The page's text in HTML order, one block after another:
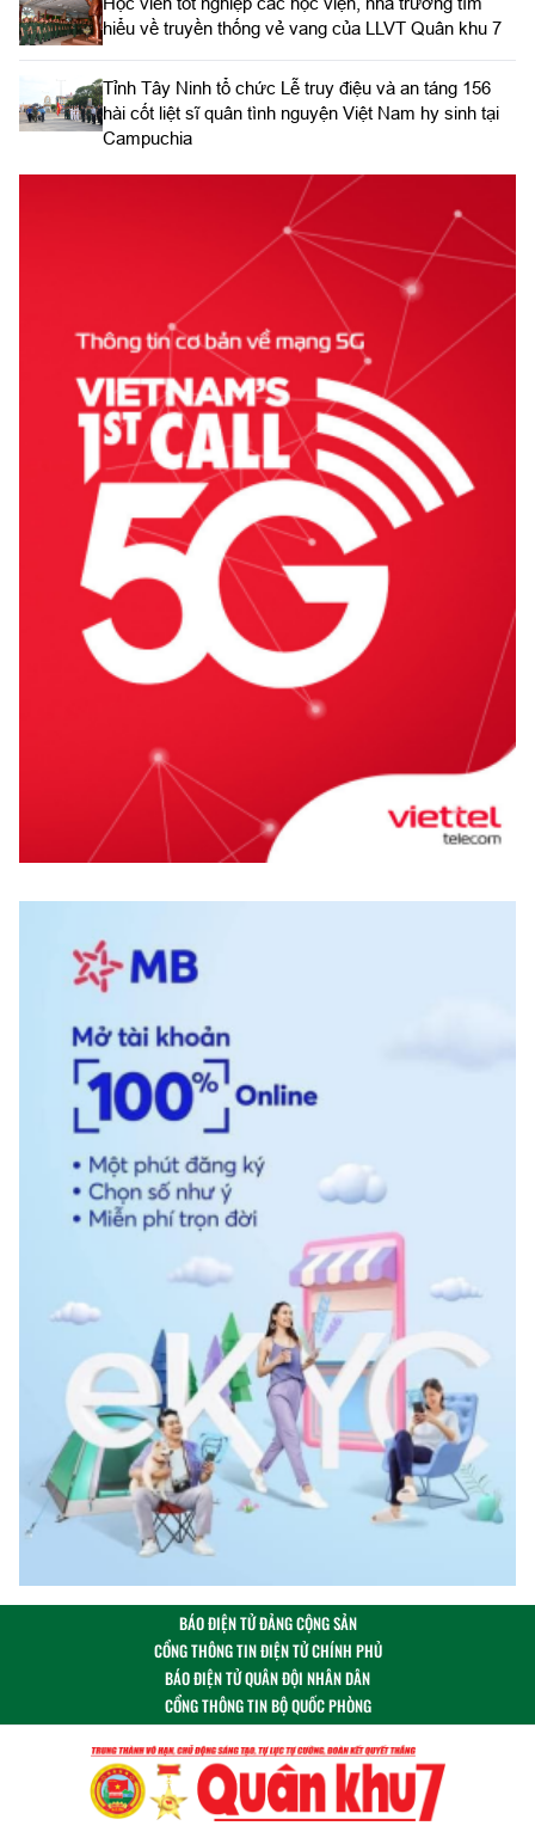
hiểu về truyền thống vẻ vang của LLVT Quân khu 7
​Tỉnh Tây Ninh tổ chức Lễ truy điệu và an táng 156
hài cốt liệt sĩ quân tình nguyện Việt Nam hy sinh tại
Campuchia
BÁO ĐIỆN TỬ ĐẢNG CỘNG SẢN
CỔNG THÔNG TIN ĐIỆN TỬ CHÍNH PHỦ
BÁO ĐIỆN TỬ QUÂN ĐỘI NHÂN DÂN
CỔNG THÔNG TIN BỘ QUỐC PHÒNG